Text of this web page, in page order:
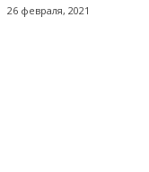
26 февраля, 2021